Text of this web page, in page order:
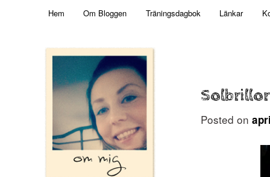
Militärmamman
Skip to primary content
Hem Om Bloggen Träningsdagbok Länkar
Solbrillor
Posted on